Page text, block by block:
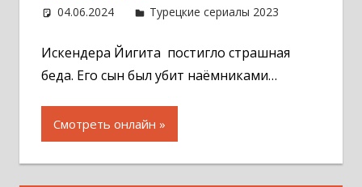
04.06.2024 Администратор
Турецкие сериалы 2023
Искендера Йигита постигло страшная
беда. Его сын был убит наёмниками…
Смотреть онлайн